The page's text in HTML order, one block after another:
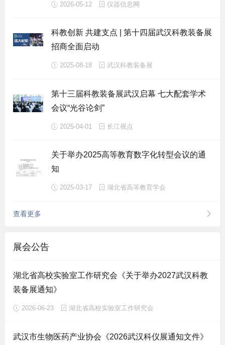
2026-05-12 仪器信息网
科教创新 共建支点 | 第十四届武汉科教装备展
招商全面启动
2025-08-18 武汉科教装备展
第十三届科教装备展武汉启幕 七大配套学术
会议“光谷论剑”
2025-04-01 长江视点
关于举办2025高等教育数字化转型会议的通
知
2025-03-17 湖北省高等教育学会
查看更多
展会公告
湖北省高校实验室工作研究会《关于举办2027武汉科教
装备展通知》
2026-06-23 湖北省高校实验室工作研究会
武汉市生物医药产业协会《2026武汉科仪展通知文件》